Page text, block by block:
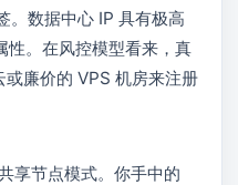
。数据中心 IP 具有极高
性。在风控模型看来，真
廉价的 VPS 机房来注册
享节点模式。你手中的